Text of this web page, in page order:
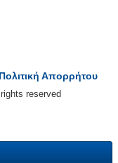
Πολιτική Απορρήτου
reserved